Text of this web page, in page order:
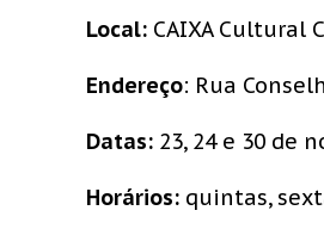
Local: CAIXA Cultural
Endereço: Rua
Datas: 23, 24 e 30 de
Horários: quintas,